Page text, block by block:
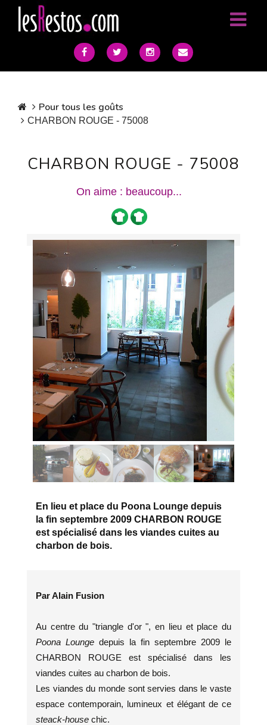
Pour tous les goûts
CHARBON ROUGE - 75008
CHARBON ROUGE - 75008
On aime : beaucoup...
En lieu et place du Poona Lounge depuis
la fin septembre 2009 CHARBON ROUGE
est spécialisé dans les viandes cuites au
charbon de bois.
Par Alain Fusion
Au centre du "triangle d'or ", en lieu et place du
Poona Lounge depuis la fin septembre 2009 le
CHARBON ROUGE est spécialisé dans les
viandes cuites au charbon de bois.
Les viandes du monde sont servies dans le vaste
espace contemporain, lumineux et élégant de ce
steack-house chic.